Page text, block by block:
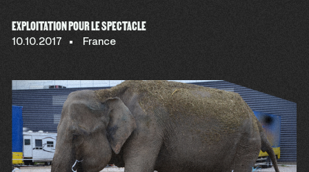
EXPLOITATION POUR LE SPECTACLE
10.10.2017 France